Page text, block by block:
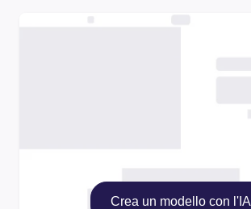
Crea un modello con l'IA